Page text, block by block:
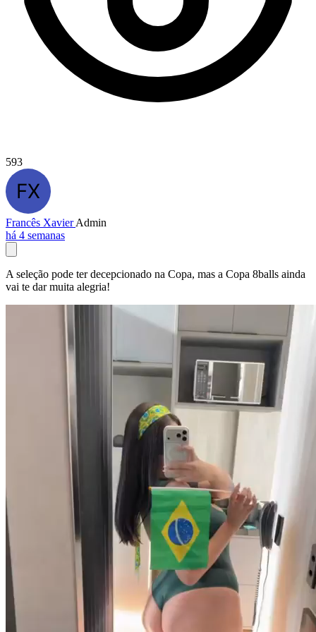
593
Francês XavierAdmin
há 4 semanas
A seleção pode ter decepcionado na Copa, mas a Copa 8balls ainda
vai te dar muita alegria!